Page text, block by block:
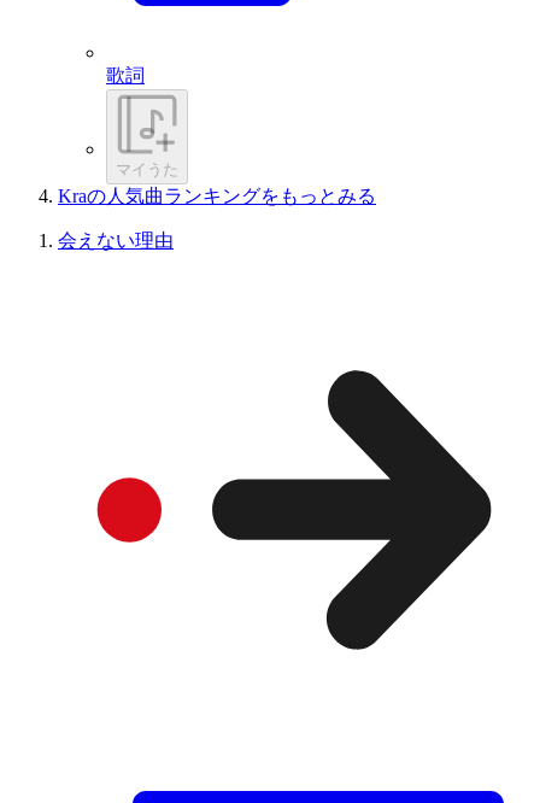
歌詞
マイうた
Kraの人気曲ランキングをもっとみる
会えない理由